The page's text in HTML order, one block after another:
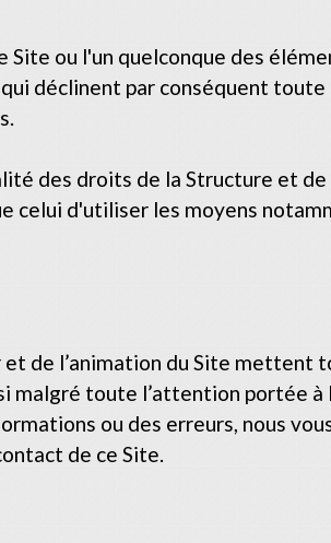
ou l'un quelconque des
déclinent par conséquent
des droits de la Structure et
celui d'utiliser les moyens
et de l’animation du Site
toute l’attention portée à
ou des erreurs, nous
de ce Site.